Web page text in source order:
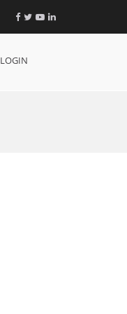
Facebook
TwitterYouTube
LinkedIn
LOGIN